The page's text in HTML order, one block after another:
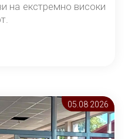
на екстремно високи
05.08 2026